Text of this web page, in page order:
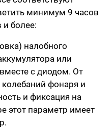
минимум 9 часов
более:
налобного
или
с диодом. От
колебаний фонаря и
и фиксация на
этот параметр имеет